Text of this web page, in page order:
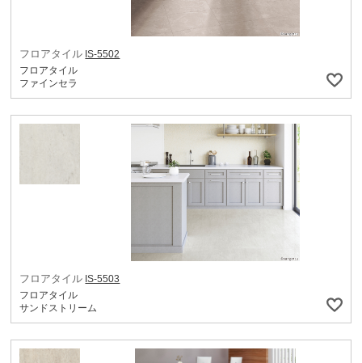
フロアタイル IS-5502
フロアタイル
ファインセラ
フロアタイル IS-5503
フロアタイル
サンドストリーム